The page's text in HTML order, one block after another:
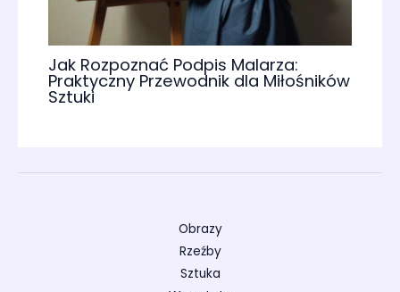
Jak Rozpoznać Podpis Malarza:
Praktyczny Przewodnik dla Miłośników
Sztuki
Obrazy
Rzeźby
Sztuka